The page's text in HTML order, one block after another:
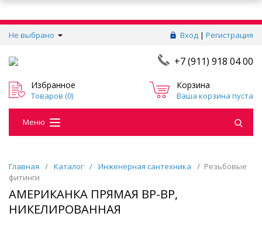
Не выбрано Вход | Регистрация
+7 (911) 918 04 00
Избранное
Товаров (0)
Корзина
Ваша корзина пуста
Меню
Главная / Каталог / Инженерная сантехника / Резьбовые
фитинги
АМЕРИКАНКА ПРЯМАЯ ВР-ВР,
НИКЕЛИРОВАННАЯ